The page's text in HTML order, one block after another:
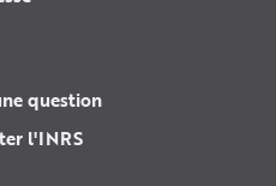
question
l'INRS